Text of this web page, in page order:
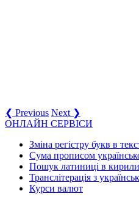
❮ Previous Next ❯
ОНЛАЙН СЕРВІСИ
Зміна регістру букв в
Сума прописом
Пошук латиниці в
Транслітерація з
Курси валют